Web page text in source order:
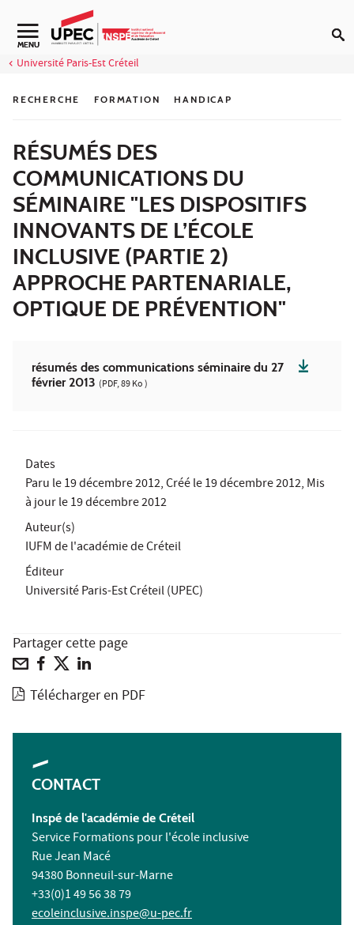
Aller au contenu
Navigation secondaire
MENU
Université Paris-Est Créteil
RECHERCHE FORMATION HANDICAP
RÉSUMÉS DES
COMMUNICATIONS DU
SÉMINAIRE "LES DISPOSITIFS
INNOVANTS DE L’ÉCOLE
INCLUSIVE (PARTIE 2)
APPROCHE PARTENARIALE,
OPTIQUE DE PRÉVENTION"
résumés des communications séminaire du 27
février 2013 (PDF, 89 Ko )
Dates
Paru le19 décembre 2012, Créé le19 décembre 2012, Mis
à jour le19 décembre 2012
Auteur(s)
IUFM de l'académie de Créteil
Éditeur
Université Paris-Est Créteil (UPEC)
Partager cette page
Télécharger en PDF
CONTACT
Inspé de l'académie de Créteil
Service Formations pour l'école inclusive
Rue Jean Macé
94380 Bonneuil-sur-Marne
+33(0)1 49 56 38 79
ecoleinclusive.inspe@u-pec.fr